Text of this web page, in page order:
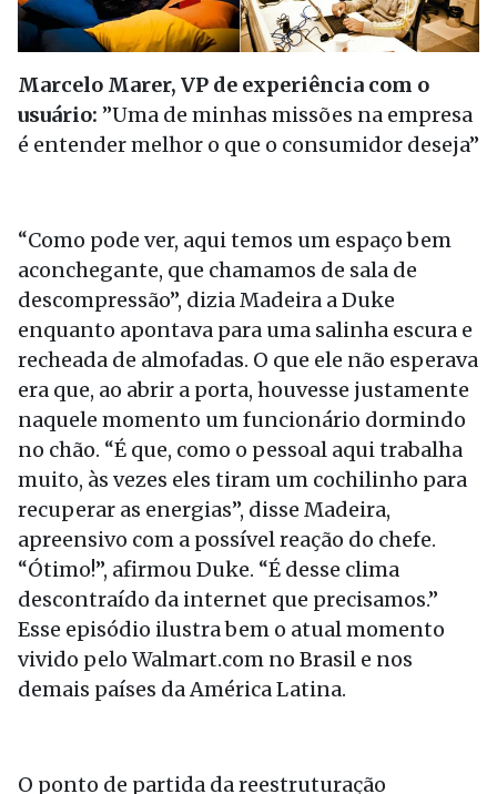
Marcelo Marer, VP de experiência com o
usuário: ”Uma de minhas missões na empresa
é entender melhor o que o consumidor deseja”
“Como pode ver, aqui temos um espaço bem
aconchegante, que chamamos de sala de
descompressão”, dizia Madeira a Duke
enquanto apontava para uma salinha escura e
recheada de almofadas. O que ele não esperava
era que, ao abrir a porta, houvesse justamente
naquele momento um funcionário dormindo
no chão. “É que, como o pessoal aqui trabalha
muito, às vezes eles tiram um cochilinho para
recuperar as energias”, disse Madeira,
apreensivo com a possível reação do chefe.
“Ótimo!”, afirmou Duke. “É desse clima
descontraído da internet que precisamos.”
Esse episódio ilustra bem o atual momento
vivido pelo Walmart.com no Brasil e nos
demais países da América Latina.
O ponto de partida da reestruturação